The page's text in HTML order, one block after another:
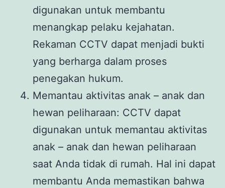
digunakan untuk membantu
menangkap pelaku kejahatan.
Rekaman CCTV dapat menjadi bukti
yang berharga dalam proses
penegakan hukum.
Memantau aktivitas anak – anak dan
hewan peliharaan: CCTV dapat
digunakan untuk memantau aktivitas
anak – anak dan hewan peliharaan
saat Anda tidak di rumah. Hal ini dapat
membantu Anda memastikan bahwa